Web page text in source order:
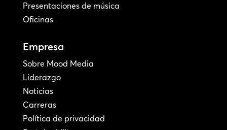
Presentaciones de música
Oficinas
Empresa
Sobre Mood Media
Liderazgo
Noticias
Carreras
Política de privacidad